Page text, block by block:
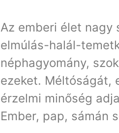
Az emberi élet nagy
elmúlás-halál-
néphagyomány,
ezeket. Méltóságát,
érzelmi minőség
Ember, pap, sámán